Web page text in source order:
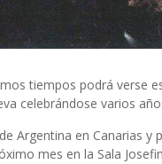
tiempos podrá verse
celebrándose varios
Argentina en Canarias
mes en la Sala